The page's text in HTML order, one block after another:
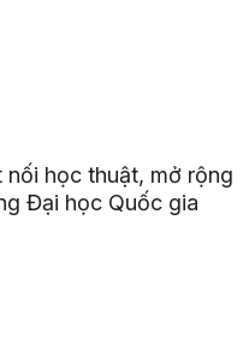
học thuật, mở rộng
Đại học Quốc gia